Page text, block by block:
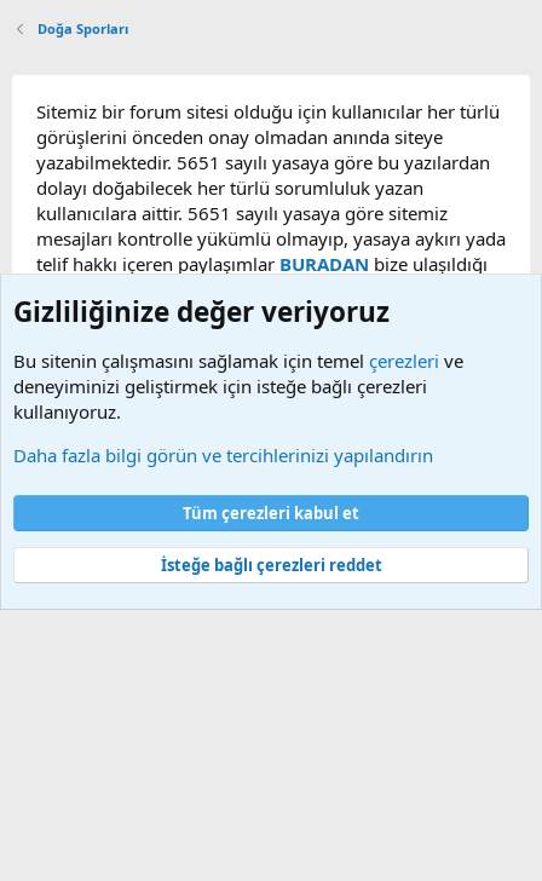
Doğa Sporları
Sitemiz bir forum sitesi olduğu için kullanıcılar her türlü
görüşlerini önceden onay olmadan anında siteye
yazabilmektedir. 5651 sayılı yasaya göre bu yazılardan
dolayı doğabilecek her türlü sorumluluk yazan
kullanıcılara aittir. 5651 sayılı yasaya göre sitemiz
mesajları kontrolle yükümlü olmayıp, yasaya aykırı yada
telif hakkı içeren paylaşımlar BURADAN bize ulaşıldığı
kaldırılacaktır. Sitemizde Bulunan Videolar YouTube,
alınmaktadır. Telif hakları sorumluluğu bu sitelere aittir.
Videoların hiç biri sunucularımızda bulunmamaktadır.
Şartlar ve kurallar Gizlilik politikası
Ana sayfa
Community platform by XenForo® © 2010-2025 XenForo Ltd.
Bu forum XenGenTr © 2014 - 2026 ürünleri ile desteklenmektedir
Gizliliğinize değer veriyoruz
Bu sitenin çalışmasını sağlamak için temel çerezleri ve
deneyiminizi geliştirmek için isteğe bağlı çerezleri
kullanıyoruz.
Daha fazla bilgi görün ve tercihlerinizi yapılandırın
Tüm çerezleri kabul et
İsteğe bağlı çerezleri reddet